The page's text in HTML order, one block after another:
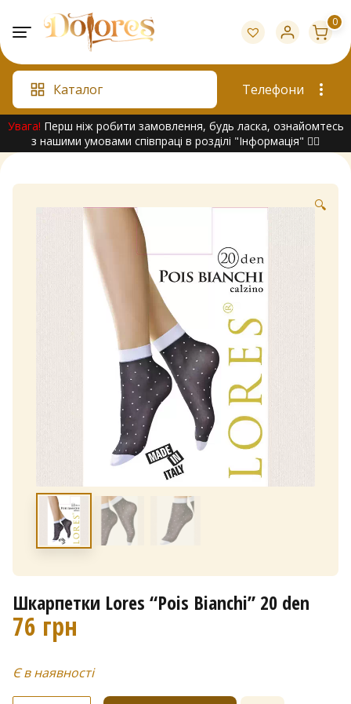
content
0
Каталог Телефони
Увага! Перш ніж робити замовлення, будь ласка, ознайомтесь
з нашими умовами співпраці в розділі "Інформація" 👇🏻
🔍
Шкарпетки Lores “Pois Bianchi” 20 den
76 грн
Є в наявності